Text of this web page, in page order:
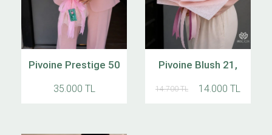
Pivoine Prestige 50
35.000 TL
Pivoine Blush 21,
14.700 TL 14.000 TL